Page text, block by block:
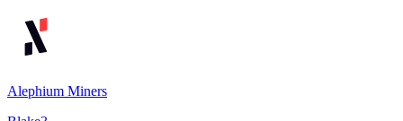
Alephium Miners